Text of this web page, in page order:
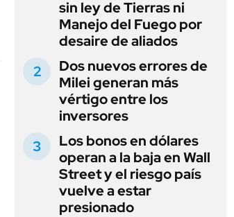
sin ley de Tierras ni
Manejo del Fuego por
desaire de aliados
Dos nuevos errores de
Milei generan más
vértigo entre los
inversores
Los bonos en dólares
operan a la baja en Wall
Street y el riesgo país
vuelve a estar
presionado